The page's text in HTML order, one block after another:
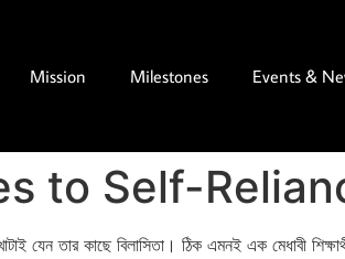
Mission Milestones Events &
to Self-
যেন তার কাছে বিলাসিতা। ঠিক এমনই এক মেধাবী